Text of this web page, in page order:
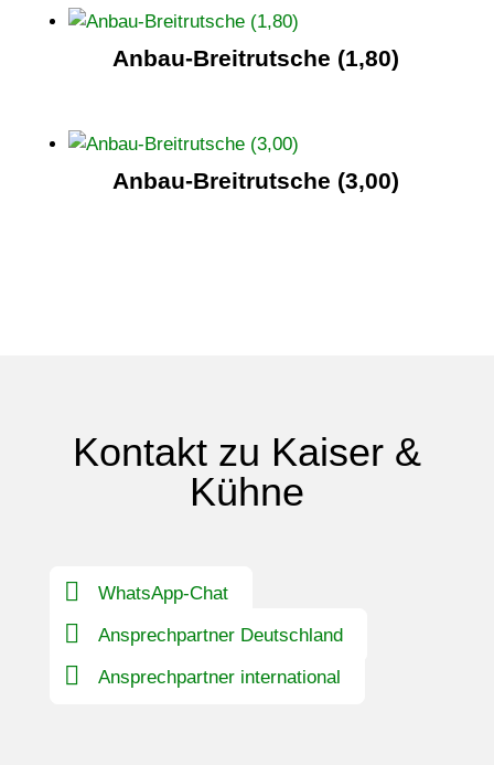
Anbau-Breitrutsche (1,80)
Anbau-Breitrutsche (3,00)
Kontakt zu Kaiser &
Kühne
WhatsApp-Chat
Ansprechpartner Deutschland
Ansprechpartner international